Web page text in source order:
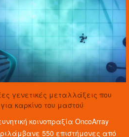
γενετικές μεταλλάξεις που
καρκίνο του μαστού
κοινοπραξία OncoArray
550 επιστήμονες από